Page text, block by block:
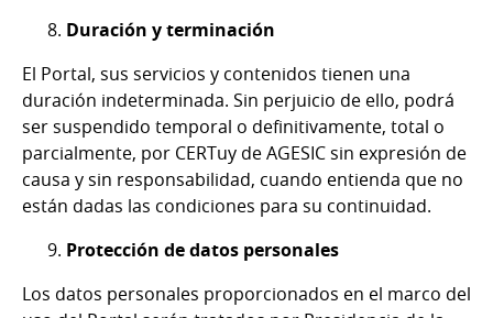
Duración y terminación
El Portal, sus servicios y contenidos tienen una
duración indeterminada. Sin perjuicio de ello, podrá
ser suspendido temporal o definitivamente, total o
parcialmente, por CERTuy de AGESIC sin expresión de
causa y sin responsabilidad, cuando entienda que no
están dadas las condiciones para su continuidad.
Protección de datos personales
Los datos personales proporcionados en el marco del